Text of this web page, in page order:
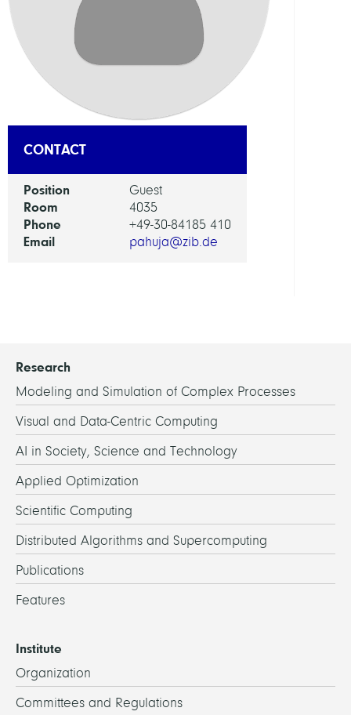
CONTACT
Position Guest
Room 4035
Phone +49-30-84185 410
Email pahuja@zib.de
Research
Modeling and Simulation of Complex Processes
Visual and Data-Centric Computing
AI in Society, Science and Technology
Applied Optimization
Scientific Computing
Distributed Algorithms and Supercomputing
Publications
Features
Institute
Organization
Committees and Regulations